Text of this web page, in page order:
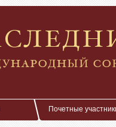
Почетные